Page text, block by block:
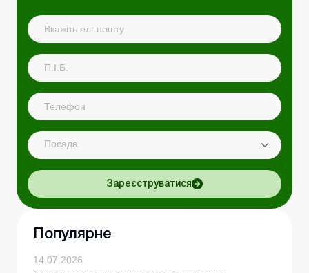
Посада
Зареєструватися
Популярне
14.07.2026